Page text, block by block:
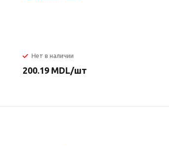
Нет в наличии
200.19 MDL/шт